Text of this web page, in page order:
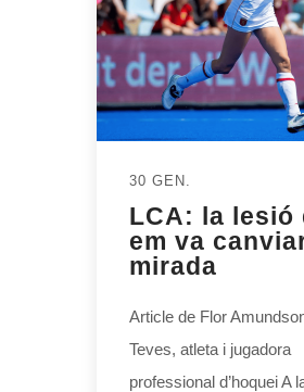
30 GEN.
LCA: la lesió
em va
mirada
Article de Flor
Teves, atleta i jugadora
professional d’hoquei A